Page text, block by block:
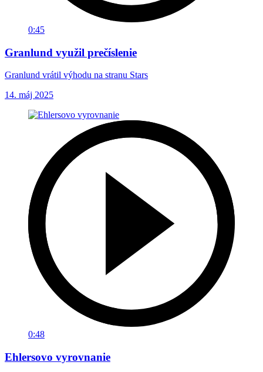
0:45
Granlund využil prečíslenie
Granlund vrátil výhodu na stranu Stars
14. máj 2025
0:48
Ehlersovo vyrovnanie